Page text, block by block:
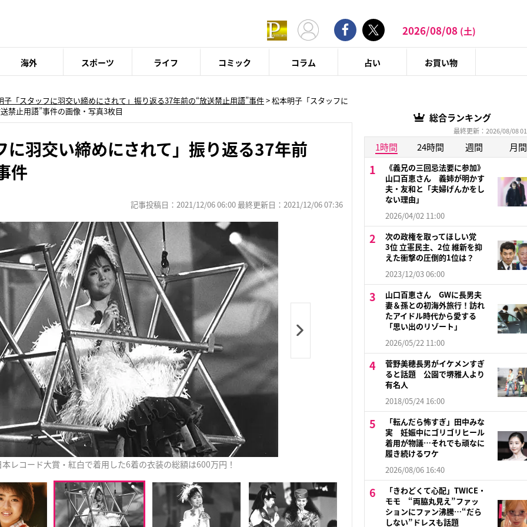
2026/08/08 (土)
海外 スポーツ ライフ コミック コラム 占い お買い物
子「スタッフに羽交い締めにされて」振り返る37年前の“放送禁止用語”事件>松本明子「スタッフに
禁止用語”事件の画像・写真3枚目
に羽交い締めにされて」振り返る37年前
件
記事投稿日：2021/12/06 06:00 最終更新日：2021/12/06 07:36
レコード大賞・紅白で着用した6着の衣装の総額は600万円！
総合ランキング
最終更新：2026/08/08
1時間 24時間 週間 月間
《義兄の三回忌法要に参加》
山口百恵さん 義姉が明かす
夫・友和と「夫婦げんかをし
ない理由」
2026/04/02 11:00
次の政権を取ってほしい党
3位 立憲民主、2位 維新を抑
えた衝撃の圧倒的1位は？
2023/12/03 06:00
山口百恵さん GWに長男夫
妻＆孫との初海外旅行！訪れ
たアイドル時代から愛する
「思い出のリゾート」
2026/05/22 11:00
菅野美穂長男がイケメンすぎ
ると話題 公園で堺雅人より
有名人
2018/05/24 16:00
「転んだら怖すぎ」田中みな
実 妊娠中にゴリゴリヒール
着用が物議…それでも頑なに
履き続けるワケ
2026/08/06 16:40
「きわどくて心配」TWICE・
モモ “両脇丸見え”ファッ
ションにファン沸騰…“だら
しない”ドレスも話題